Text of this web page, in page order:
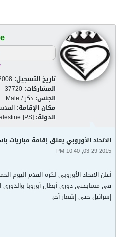
تاريخ التسجيل:
المشاركات: 37720
الجنس: ذكر / Male
مكان الإقامة:
الدولة: [PS]
الاتحاد الأوروبي يعلق إقامة مباريات
03-29-2015, 10:40 PM
أعلن الاتحاد الأوروبي لكرة القدم اليوم
في مسابقتي دوري أبطال أوروبا والدوري
إسرائيل حتى إشعار آخر.